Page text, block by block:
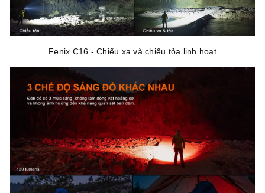
Fenix C16 - Chiếu xa và chiếu tỏa linh hoạt